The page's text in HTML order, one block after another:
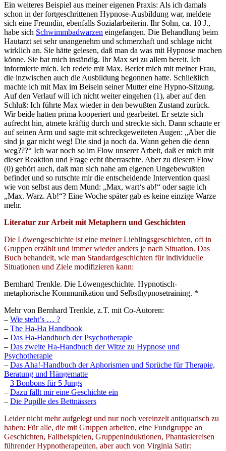
Ein weiteres Beispiel aus meiner eigenen Praxis: Als ich damals
schon in der fortgeschrittenen Hypnose-Ausbildung war, meldete
sich eine Freundin, ebenfalls Sozialarbeiterin. Ihr Sohn, ca. 10 J.,
habe sich Schwimmbadwarzen eingefangen. Die Behandlung beim
Hautarzt sei sehr unangenehm und schmerzhaft und schlage nicht
wirklich an. Sie hätte gelesen, daß man da was mit Hypnose machen
könne. Sie bat mich inständig. Ihr Max sei zu allem bereit. Ich
informierte mich. Ich redete mit Max. Beriet mich mit meiner Frau,
die inzwischen auch die Ausbildung begonnen hatte. Schließlich
machte ich mit Max im Beisein seiner Mutter eine Hypno-Sitzung.
Auf den Verlauf will ich nicht weiter eingehen (1), aber auf den
Schluß: Ich führte Max wieder in den bewußten Zustand zurück.
Wir beide hatten prima kooperiert und gearbeitet. Er setzte sich
aufrecht hin, atmete kräftig durch und streckte sich. Dann schaute er
auf seinen Arm und sagte mit schreckgeweiteten Augen: „Aber die
sind ja gar nicht weg! Die sind ja noch da. Wann gehen die denn
weg???“ Ich war noch so im Flow unserer Arbeit, daß er mich mit
dieser Reaktion und Frage echt überraschte. Aber zu diesem Flow
(0) gehört auch, daß man sich nahe am eigenen Ungebewußten
befindet und so rutschte mir die entscheidende Intervention quasi
wie von selbst aus dem Mund: „Max, wart‘s ab!“ oder sagte ich
„Max. Warz. Ab!“? Eine Woche später gab es keine einzige Warze
mehr.
Literatur zur Arbeit mit Metaphern und Geschichten
Die Löwengeschichte ist eine meiner Lieblingsgeschichten, oft in
Gruppen erzählt und immer wieder anders je nach Situation. Das
Buch behandelt, wie man Standardgeschichten für individuelle
Situationen und Ziele modifizieren kann:
Bernhard Trenkle. Die Löwengeschichte. Hypnotisch-
metaphorische Kommunikation und Selbsthypnosetraining. *
Mehr von Bernhard Trenkle, z.T. mit Co-Autoren:
– Wie steht’s … ?
– The Ha-Ha Handbook
– Das Ha-Handbuch der Psychotherapie
– Das zweite Ha-Handbuch der Witze zu Hypnose und
Psychotherapie
– Das Aha!-Handbuch der Aphorismen und Sprüche für Therapie,
Beratung und Hängematte
– 3 Bonbons für 5 Jungs
– Dazu fällt mir eine Geschichte ein
– Die Pupille des Bettnässers
Leider nicht mehr aufgelegt und nur noch vereinzelt antiquarisch zu
haben: Für alle, die mit Gruppen arbeiten, eine Fundgruppe an
Geschichten, Fallbeispielen, Gruppeninduktionen, Phantasiereisen
führender Hypnotherapeuten, aber auch von Virginia Satir: